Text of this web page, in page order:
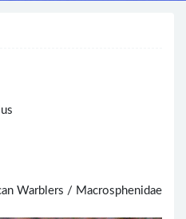
Warblers / Macrosphenidae